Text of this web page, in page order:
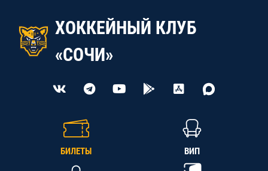
ХОККЕЙНЫЙ КЛУБ
«СОЧИ»
БИЛЕТЫ ВИП